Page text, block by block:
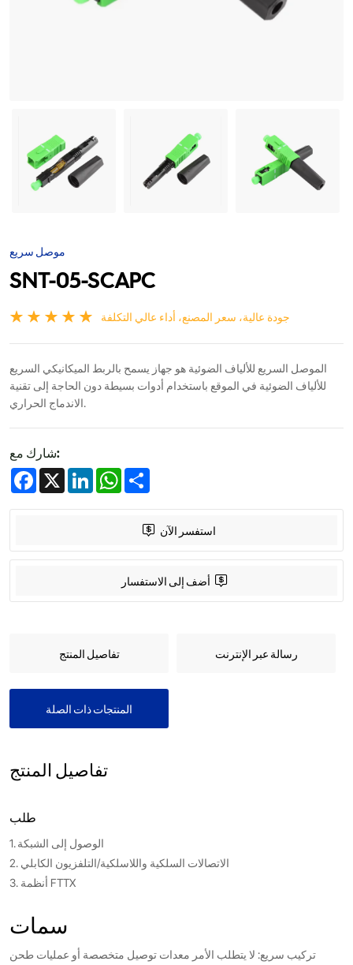
موصل سريع
SNT-05-SCAPC
جودة عالية، سعر المصنع، أداء عالي التكلفة
الموصل السريع للألياف الضوئية هو جهاز يسمح بالربط الميكانيكي السريع
للألياف الضوئية في الموقع باستخدام أدوات بسيطة دون الحاجة إلى تقنية
الاندماج الحراري.
شارك مع:
Facebook
X LinkedInWhatsApp
استفسر الآن
أضف إلى الاستفسار
تفاصيل المنتج رسالة عبر الإنترنت
المنتجات ذات الصلة
تفاصيل المنتج
طلب
1. الوصول إلى الشبكة
2. الاتصالات السلكية واللاسلكية/التلفزيون الكابلي
3. أنظمة FTTX
سمات
تركيب سريع: لا يتطلب الأمر معدات توصيل متخصصة أو عمليات طحن